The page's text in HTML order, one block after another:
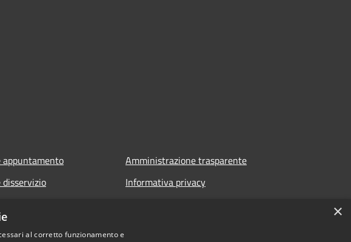
appuntamento
disservizio
Amministrazione trasparente
Informativa privacy
×
al corretto funzionamento e